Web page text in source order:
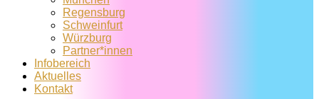
Regensburg
Schweinfurt
Würzburg
Partner*innen
Infobereich
Aktuelles
Kontakt